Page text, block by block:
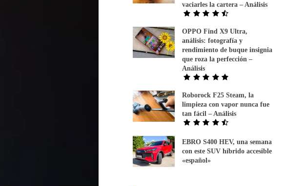
vaciarles la cartera – Análisis
OPPO Find X9 Ultra,
análisis: fotografía y
rendimiento de buque insignia
que roza la perfección –
Análisis
Roborock F25 Steam, la
limpieza con vapor nunca fue
tan fácil – Análisis
EBRO S400 HEV, una semana
con este SUV híbrido accesible
«español»